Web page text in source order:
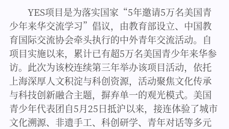
YES项目是为落实国家“5年邀请5万名美国青
少年来华交流学习”倡议，由教育部设立、中国教
育国际交流协会牵头执行的中外青年交流活动。自
项目实施以来，累计已有超5万名美国青少年来华参
访。此次为该校连续第三年举办该项目活动，依托
上海深厚人文积淀与科创资源，活动聚焦文化传承
与科技创新融合主题，摒弃单一的观光模式。美国
青少年代表团自5月25日抵沪以来，接连体验了城市
文化溯源、非遗手工、科创研学、青年对话等多元